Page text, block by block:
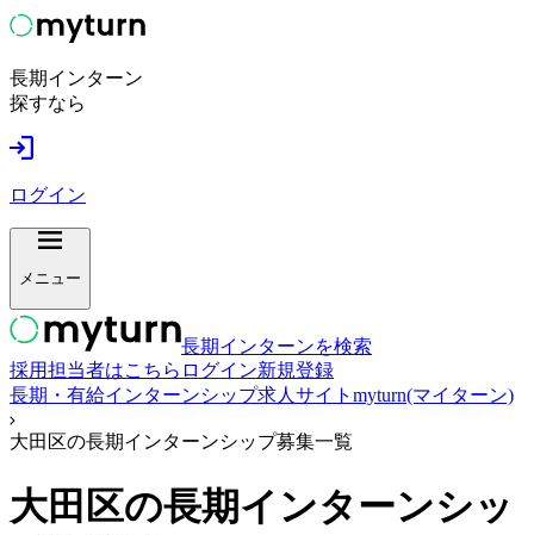
長期インターン
探すなら
ログイン
メニュー
長期インターンを検索
採用担当者はこちら ログイン新規登録
長期・有給インターンシップ求人サイトmyturn(マイターン)
大田区の長期インターンシップ募集一覧
大田区の長期インターンシッ